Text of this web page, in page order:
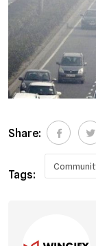
Share:
Tags: